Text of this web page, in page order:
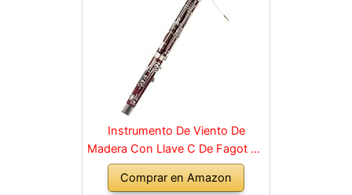
Instrumento De Viento De
Madera Con Llave C De Fagot De
Madera Con Accesorios De
Estuche, Instrumentos Musicales
Comprar en Amazon